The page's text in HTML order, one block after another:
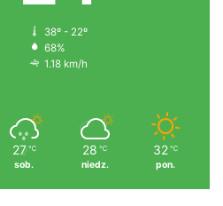
38º - 22º
68%
1.18 km/h
27 ℃
sob.
28 ℃
niedz.
32 ℃
pon.